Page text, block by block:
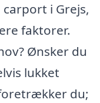
i Grejs,
faktorer.
Ønsker du
lukket
du;